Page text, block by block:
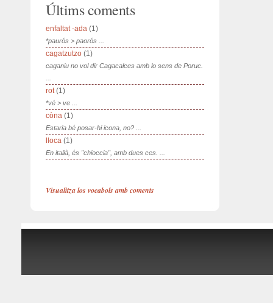
Últims coments
enfaltat -ada (1)
*paurós > paorós ...
cagatzutzo (1)
caganiu no vol dir Cagacalces amb lo sens de Poruc.
rot(1)
*vé > ve ...
còna (1)
Estaria bé posar-hi icona, no? ...
lloca (1)
En italià, és "chioccia", amb dues ces. ...
Visualitza los vocabols amb coments